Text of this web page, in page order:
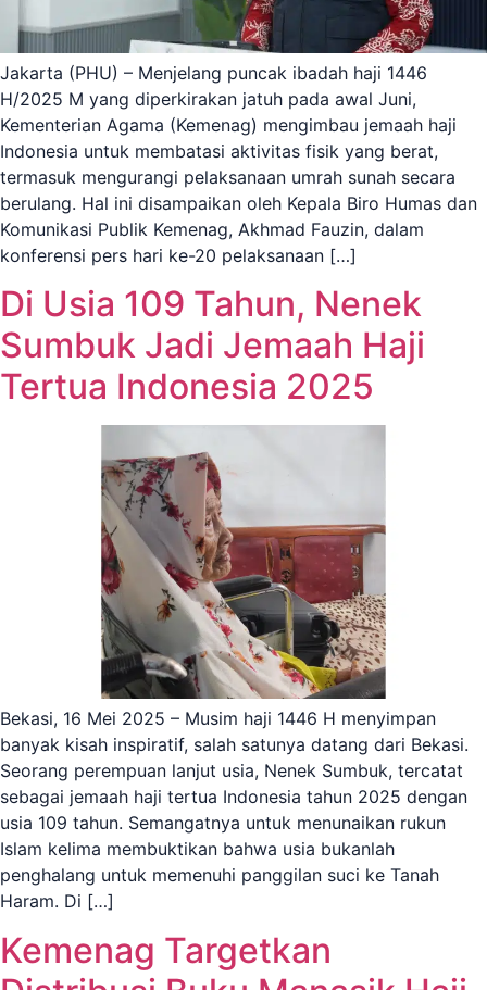
Jakarta (PHU) – Menjelang puncak ibadah haji 1446
H/2025 M yang diperkirakan jatuh pada awal Juni,
Kementerian Agama (Kemenag) mengimbau jemaah haji
Indonesia untuk membatasi aktivitas fisik yang berat,
termasuk mengurangi pelaksanaan umrah sunah secara
berulang. Hal ini disampaikan oleh Kepala Biro Humas dan
Komunikasi Publik Kemenag, Akhmad Fauzin, dalam
konferensi pers hari ke-20 pelaksanaan […]
Di Usia 109 Tahun, Nenek
Sumbuk Jadi Jemaah Haji
Tertua Indonesia 2025
Bekasi, 16 Mei 2025 – Musim haji 1446 H menyimpan
banyak kisah inspiratif, salah satunya datang dari Bekasi.
Seorang perempuan lanjut usia, Nenek Sumbuk, tercatat
sebagai jemaah haji tertua Indonesia tahun 2025 dengan
usia 109 tahun. Semangatnya untuk menunaikan rukun
Islam kelima membuktikan bahwa usia bukanlah
penghalang untuk memenuhi panggilan suci ke Tanah
Haram. Di […]
Kemenag Targetkan